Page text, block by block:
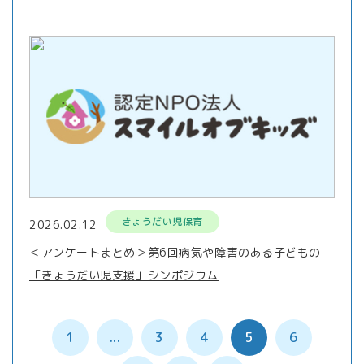
2026.02.12 きょうだい児保育
＜アンケートまとめ＞第6回病気や障害のある子どもの
「きょうだい児支援」シンポジウム
1 ... 3 4 5 6